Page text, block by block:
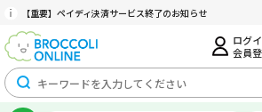
【重要】ペイディ決済サービス終了のお知らせ
ログ
会員